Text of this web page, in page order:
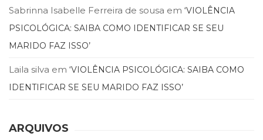
(8)
Relações
e
Comunicação
(31)
Filosofia
Sabrinna Isabelle Ferreira de sousa em ‘VIOLÊNCIA
PSICOLÓGICA: SAIBA COMO IDENTIFICAR SE SEU
MARIDO FAZ ISSO’
Laila silva em ‘VIOLÊNCIA PSICOLÓGICA: SAIBA COMO
IDENTIFICAR SE SEU MARIDO FAZ ISSO’
ARQUIVOS